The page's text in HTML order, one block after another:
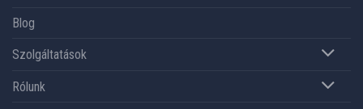
Blog
Szolgáltatások
Rólunk